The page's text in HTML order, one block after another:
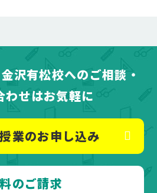
沢有松校へのご相談・
わせはお気軽に
業のお申し込み
のご請求